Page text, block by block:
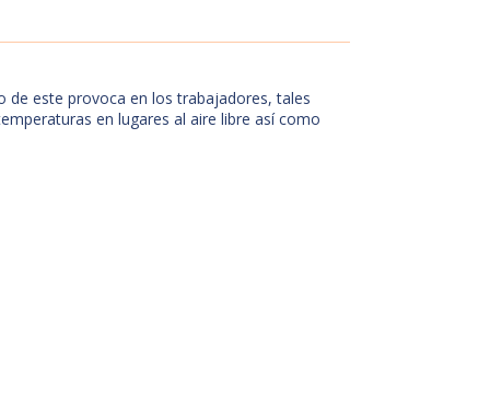
de este provoca en los trabajadores, tales
en lugares al aire libre así como